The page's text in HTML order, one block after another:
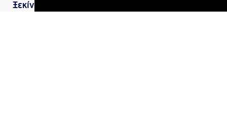
Ξεκίνησαν οι εργασίες που